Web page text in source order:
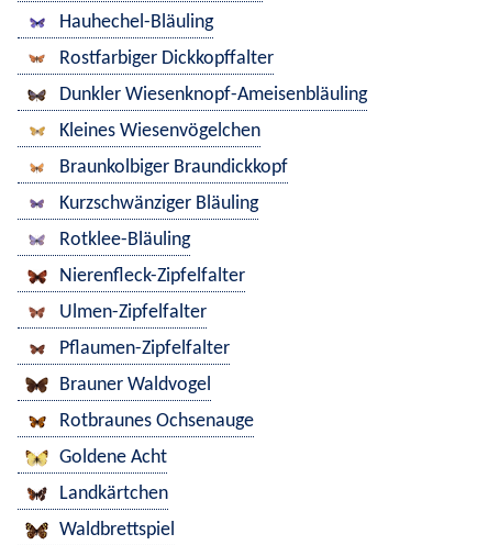
Hauhechel-Bläuling
Rostfarbiger Dickkopffalter
Dunkler Wiesenknopf-Ameisenbläuling
Kleines Wiesenvögelchen
Braunkolbiger Braundickkopf
Kurzschwänziger Bläuling
Rotklee-Bläuling
Nierenfleck-Zipfelfalter
Ulmen-Zipfelfalter
Pflaumen-Zipfelfalter
Brauner Waldvogel
Rotbraunes Ochsenauge
Goldene Acht
Landkärtchen
Waldbrettspiel